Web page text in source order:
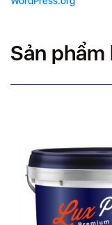
Sản phẩm